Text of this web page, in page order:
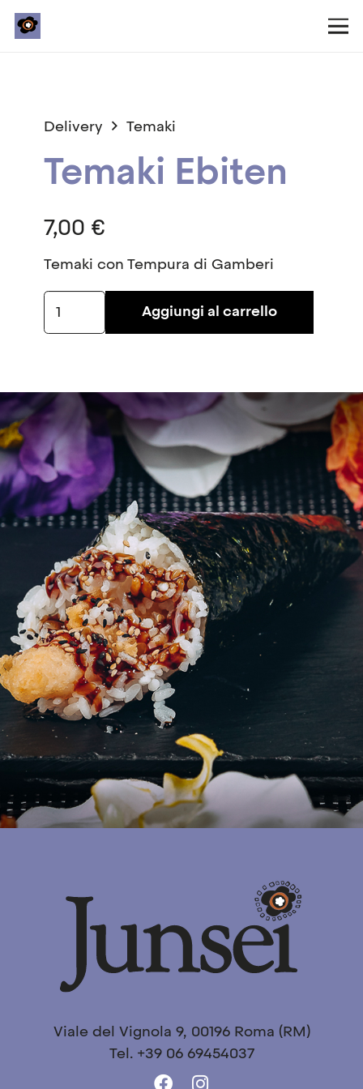
Delivery Temaki
Temaki Ebiten
7,00 €
Temaki con Tempura di Gamberi
Aggiungi al carrello
Viale del Vignola 9, 00196 Roma (RM)
Tel. +39 06 69454037